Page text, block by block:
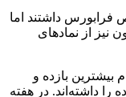
فرابورس داشتند اما
نیز از نمادهای
مهر ۱۴۰۴ بازار سهام بیشترین بازده و
را داشته‌اند. در هفته